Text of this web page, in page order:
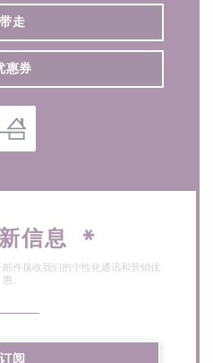
带走
惠券
信息 *
件接收我们的个性化通讯和营销优
惠。
订阅